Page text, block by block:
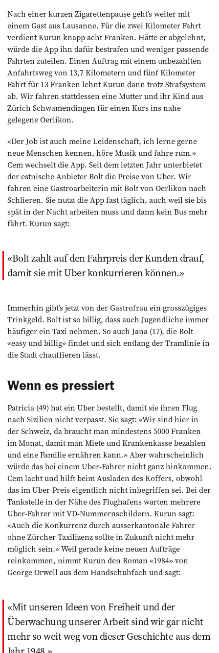
Nach einer kurzen Zigarettenpause geht’s weiter mit
einem Gast aus Lausanne. Für die zwei Kilometer Fahrt
verdient Kurun knapp acht Franken. Hätte er abgelehnt,
würde die App ihn dafür bestrafen und ­weniger passende
Fahrten zuteilen. Einen Auftrag mit einem unbezahlten
Anfahrtsweg von 13,7 Kilometern und fünf Kilometer
Fahrt für 13 Franken lehnt Kurun dann trotz Strafsystem
ab. Wir fahren stattdessen eine Mutter und ihr Kind aus
Zürich Schwamendingen für einen Kurs ins nahe
gelegene Oerlikon.
«Der Job ist auch meine Leidenschaft, ich lerne gerne
neue Menschen kennen, höre Musik und fahre rum.»
Cem wechselt die App. Seit dem letzten Jahr unterbietet
der estnische Anbieter Bolt die Preise von Uber. Wir
fahren eine Gastroarbeiterin mit Bolt von Oerlikon nach
Schlieren. Sie nutzt die App fast täglich, auch weil sie bis
spät in der Nacht arbeiten muss und dann kein Bus mehr
fährt. Kurun sagt:
Bolt zahlt auf den Fahrpreis der Kunden drauf,
damit sie mit Uber konkurrieren können.
Immerhin gibt’s jetzt von der Gastrofrau ein grosszügiges
Trinkgeld. Bolt ist so billig, dass auch Jugendliche immer
häufiger ein Taxi nehmen. So auch Jana (17), die Bolt
«easy und billig» findet und sich entlang der Tramlinie in
die Stadt chauffieren lässt.
Wenn es pressiert
Patricia (49) hat ein Uber bestellt, damit sie ihren Flug
nach Sizilien nicht verpasst. Sie sagt: «Wir sind hier in
der Schweiz, da braucht man mindestens 5000 Franken
im Monat, damit man Miete und Krankenkasse bezahlen
und eine Familie ernähren kann.» Aber wahrscheinlich
würde das bei einem Uber-Fahrer nicht ganz hinkommen.
Cem lacht und hilft beim Ausladen des Koffers, obwohl
das im Uber-Preis eigentlich nicht inbegriffen sei. Bei der
Tankstelle in der Nähe des Flughafens warten mehrere
Uber-Fahrer mit VD-Nummernschildern. Kurun sagt:
«Auch die Konkurrenz durch ausserkantonale Fahrer
ohne Zürcher Taxilizenz sollte in Zukunft nicht mehr
möglich sein.» Weil gerade keine neuen Aufträge
reinkommen, nimmt Kurun den Roman «1984» von
George Orwell aus dem Handschuhfach und sagt:
Mit unseren Ideen von Freiheit und der
Überwachung unserer Arbeit sind wir gar nicht
mehr so weit weg von dieser Geschichte aus dem